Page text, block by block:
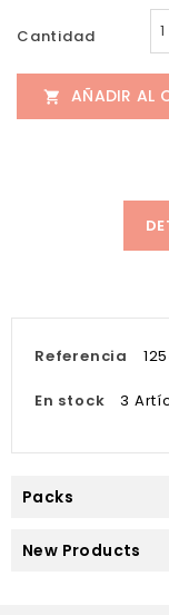
Cantidad
 AÑADIR AL
Referencia
En stock 3
Packs
New Products